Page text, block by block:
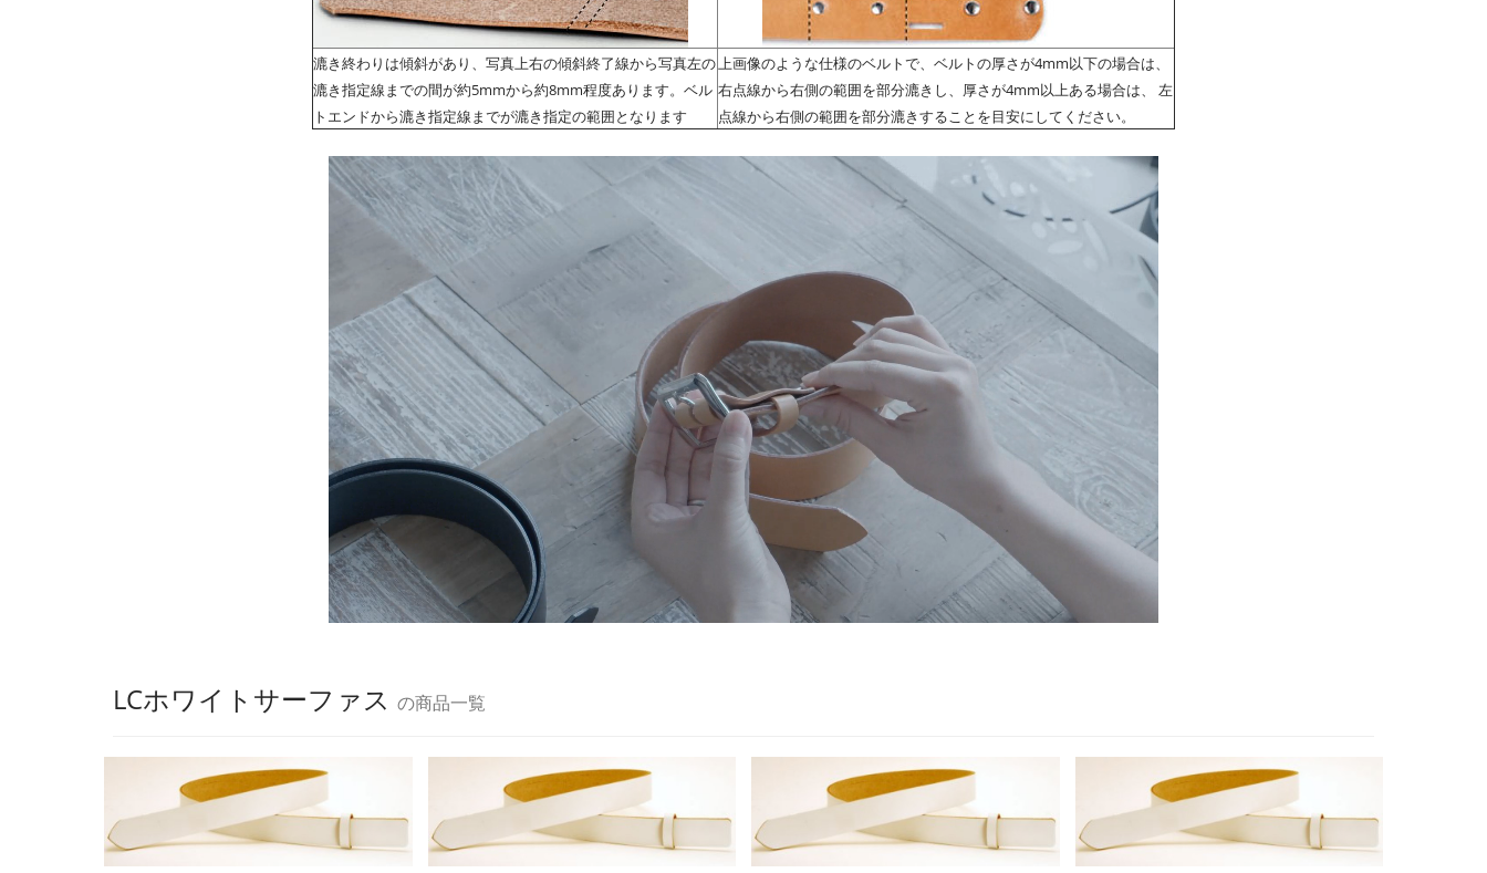
漉き終わりは傾斜があり、写真上右の傾斜終了線から写真左の
漉き指定線までの間が約5mmから約8mm程度あります。ベル
トエンドから漉き指定線までが漉き指定の範囲となります
上画像のような仕様のベルトで、ベルトの厚さが4mm以下の場合は、
右点線から右側の範囲を部分漉きし、厚さが4mm以上ある場合は、 左
点線から右側の範囲を部分漉きすることを目安にしてください。
LCホワイトサーファス の商品一覧